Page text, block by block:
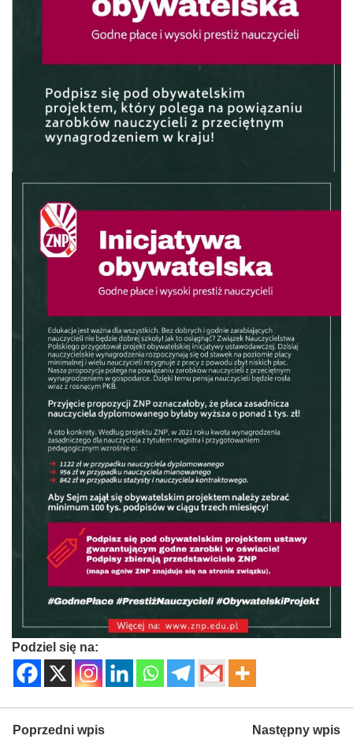
Podziel się na:
Poprzedni wpis
Następny wpis